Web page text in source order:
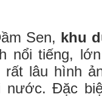
Sen, khu
nổi tiếng,
lâu hình
nước. Đặc